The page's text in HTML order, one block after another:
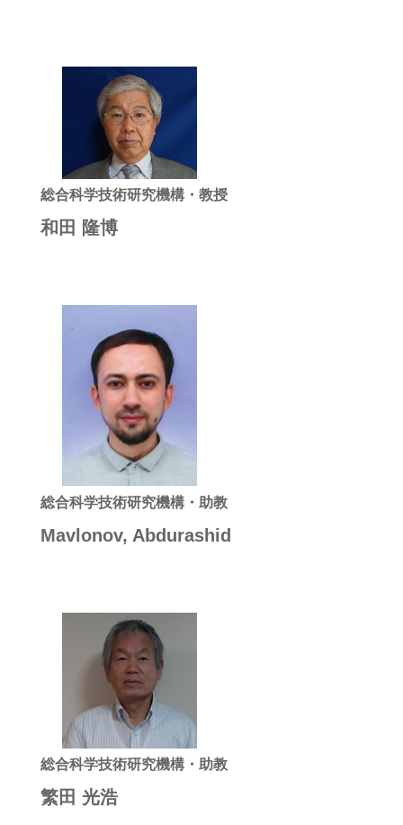
総合科学技術研究機構・教授
和田 隆博
総合科学技術研究機構・助教
Mavlonov, Abdurashid
総合科学技術研究機構・助教
繁田 光浩